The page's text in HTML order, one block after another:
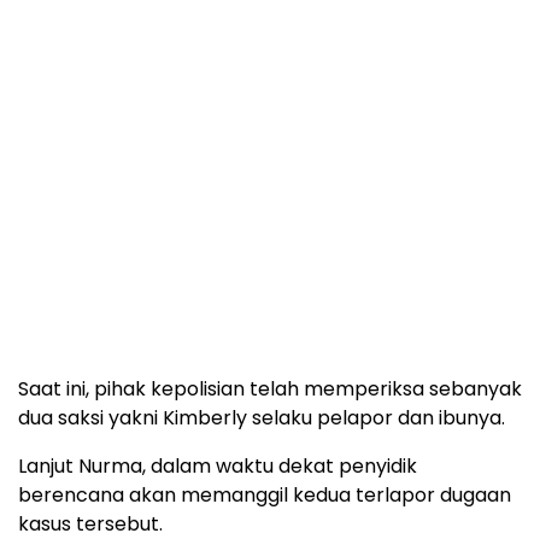
Saat ini, pihak kepolisian telah memperiksa sebanyak
dua saksi yakni Kimberly selaku pelapor dan ibunya.
Lanjut Nurma, dalam waktu dekat penyidik
berencana akan memanggil kedua terlapor dugaan
kasus tersebut.